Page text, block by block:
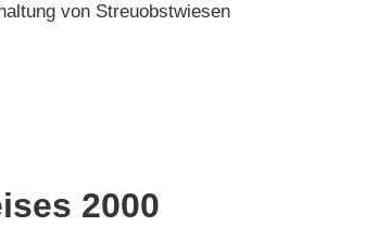
von Streuobstwiesen
2000